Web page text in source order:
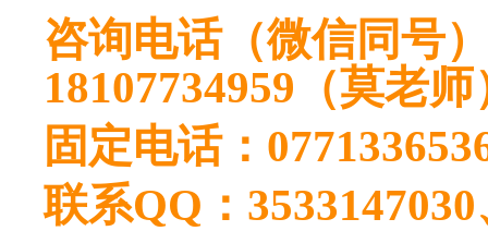
咨询电话（微信同号
18107734959（莫老师
固定电话：
联系QQ：3533147030